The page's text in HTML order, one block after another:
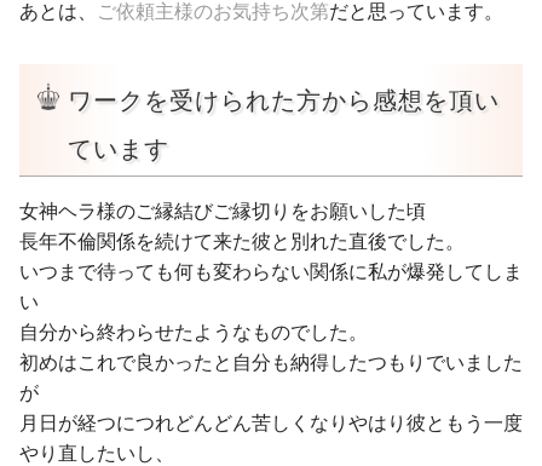
あとは、 ご依頼主様のお気持ち次第だと思っています。
ワークを受けられた方から感想を頂い
ています
女神ヘラ様のご縁結びご縁切りをお願いした頃
長年不倫関係を続けて来た彼と別れた直後でした。
いつまで待っても何も変わらない関係に私が爆発してしま
い
自分から終わらせたようなものでした。
初めはこれで良かったと自分も納得したつもりでいました
が
月日が経つにつれどんどん苦しくなりやはり彼ともう一度
やり直したいし、